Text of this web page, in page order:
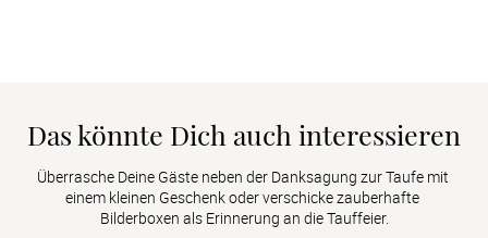
Das könnte Dich auch interessieren
Überrasche Deine Gäste neben der Danksagung zur Taufe mit
einem kleinen Geschenk oder verschicke zauberhafte
Bilderboxen als Erinnerung an die Tauffeier.